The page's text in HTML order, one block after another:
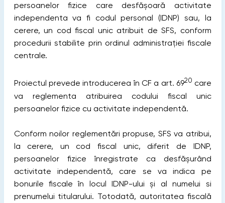
persoanelor fizice care desfășoară activitate
independenta va fi codul personal (IDNP) sau, la
cerere, un cod fiscal unic atribuit de SFS, conform
procedurii stabilite prin ordinul administrației fiscale
centrale.
Proiectul prevede introducerea în CF a art. 6920 care
va reglementa atribuirea codului fiscal unic
persoanelor fizice cu activitate independentă.
Conform noilor reglementări propuse, SFS va atribui,
la cerere, un cod fiscal unic, diferit de IDNP,
persoanelor fizice înregistrate ca desfășurând
activitate independentă, care se va indica pe
bonurile fiscale în locul IDNP-ului și al numelui si
prenumelui titularului. Totodată, autoritatea fiscală